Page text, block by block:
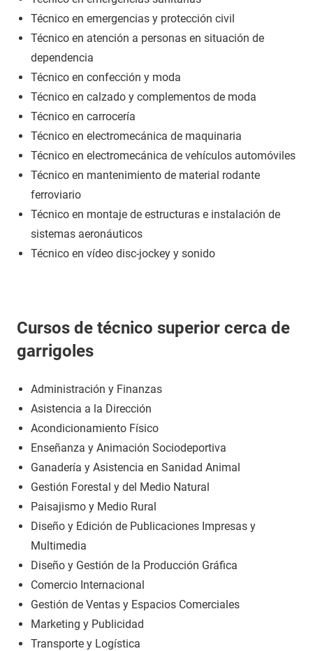
Técnico en emergencias y protección civil
Técnico en atención a personas en situación de
dependencia
Técnico en confección y moda
Técnico en calzado y complementos de moda
Técnico en carrocería
Técnico en electromecánica de maquinaria
Técnico en electromecánica de vehículos automóviles
Técnico en mantenimiento de material rodante
ferroviario
Técnico en montaje de estructuras e instalación de
sistemas aeronáuticos
Técnico en vídeo disc-jockey y sonido
Cursos de técnico superior cerca de
garrigoles
Administración y Finanzas
Asistencia a la Dirección
Acondicionamiento Físico
Enseñanza y Animación Sociodeportiva
Ganadería y Asistencia en Sanidad Animal
Gestión Forestal y del Medio Natural
Paisajismo y Medio Rural
Diseño y Edición de Publicaciones Impresas y
Multimedia
Diseño y Gestión de la Producción Gráfica
Comercio Internacional
Gestión de Ventas y Espacios Comerciales
Marketing y Publicidad
Transporte y Logística